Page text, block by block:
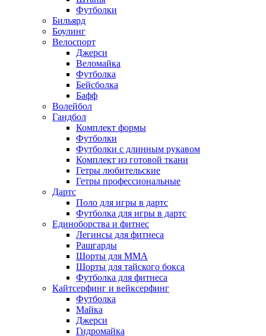
Футболки
Бильярд
Боулинг
Велоспорт
Джерси
Веломайка
Футболка
Бейсболка
Бафф
Волейбол
Гандбол
Комплект формы
Футболки
Футболки с длинным рукавом
Комплект из готовой ткани
Гетры любительские
Гетры профессиональные
Дартс
Поло для игры в дартс
Футболка для игры в дартс
Единоборства и фитнес
Легинсы для фитнеса
Рашгарды
Шорты для MMA
Шорты для тайского бокса
Футболка для фитнеса
Кайтсерфинг и вейксерфинг
Футболка
Майка
Джерси
Гидромайка